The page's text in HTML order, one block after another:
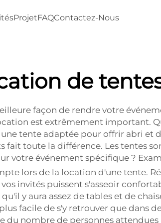
ProjetFAQContactez-Nous
de
façon de rendre votre
est extrêmement important.
tente adaptée pour offrir abri et
toute la différence. Les tentes
votre événement spécifique ?
lors de la location d'une tente.
invités puissent s'asseoir
y aura assez de tables et de
facile de s'y retrouver que dans
du nombre de personnes